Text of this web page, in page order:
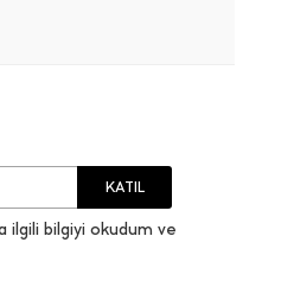
KATIL
ilgili bilgiyi okudum ve